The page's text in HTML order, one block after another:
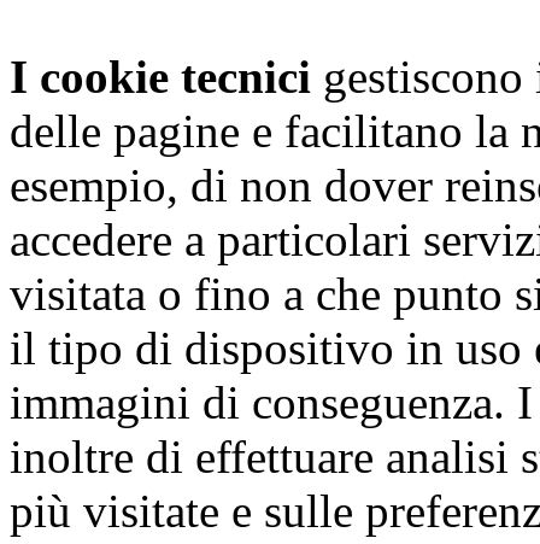
I cookie tecnici gestiscono
delle pagine e facilitano la
esempio, di non dover
accedere a particolari
visitata o fino a che punto
il tipo di dispositivo in uso
immagini di conseguenza.
inoltre di effettuare analisi
più visitate e sulle